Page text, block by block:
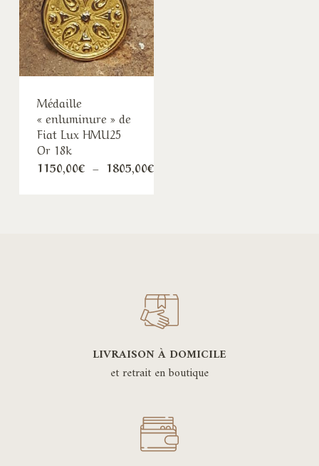
Médaille
« enluminure » de
Fiat Lux HMU25
Or 18k
1150,00€ – 1805,00€Plage
de
LIVRAISON À DOMICILE
et retrait en boutique